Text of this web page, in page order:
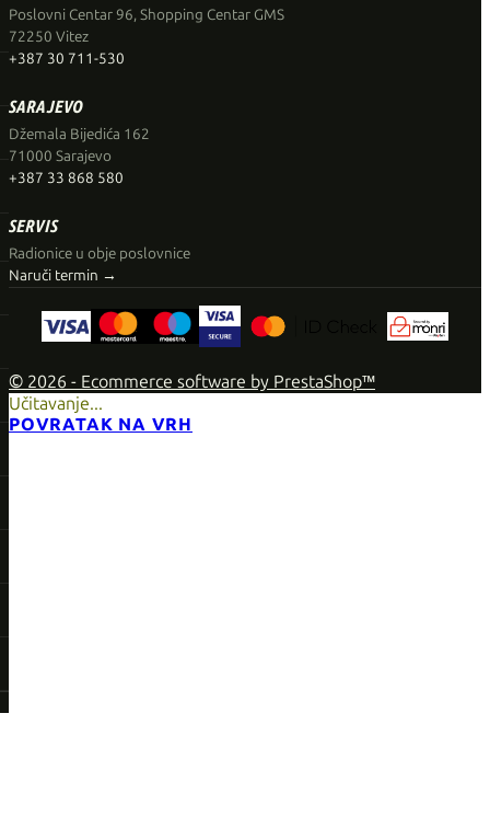
Poslovni Centar 96, Shopping Centar GMS
72250 Vitez
+387 30 711-530
SARAJEVO
Džemala Bijedića 162
71000 Sarajevo
+387 33 868 580
SERVIS
Radionice u obje poslovnice
Naruči termin →
© 2026 - Ecommerce software by PrestaShop™
Učitavanje...
POVRATAK NA VRH